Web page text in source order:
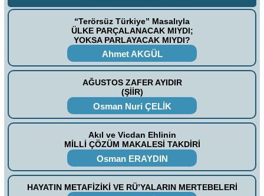
“Terörsüz Türkiye” Masalıyla
ÜLKE PARÇALANACAK MIYDI;
YOKSA PARLAYACAK MIYDI?
Ahmet AKGÜL
AĞUSTOS ZAFER AYIDIR
(ŞİİR)
Osman Nuri ÇELİK
Akıl ve Vicdan Ehlinin
MİLLİ ÇÖZÜM MAKALESİ TAKDİRİ
Osman ERAYDIN
HAYATIN METAFİZİKİ VE RÜ’YALARIN MERTEBELERİ